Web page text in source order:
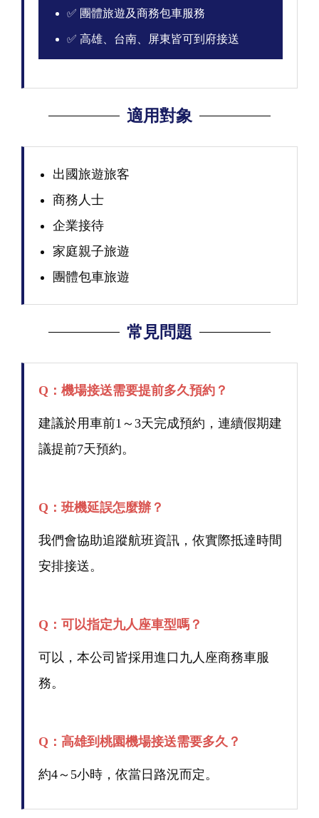
✅ 團體旅遊及商務包車服務
✅ 高雄、台南、屏東皆可到府接送
適用對象
出國旅遊旅客
商務人士
企業接待
家庭親子旅遊
團體包車旅遊
常見問題
Q：機場接送需要提前多久預約？
建議於用車前1～3天完成預約，連續假期建
議提前7天預約。
Q：班機延誤怎麼辦？
我們會協助追蹤航班資訊，依實際抵達時間
安排接送。
Q：可以指定九人座車型嗎？
可以，本公司皆採用進口九人座商務車服
務。
Q：高雄到桃園機場接送需要多久？
約4～5小時，依當日路況而定。